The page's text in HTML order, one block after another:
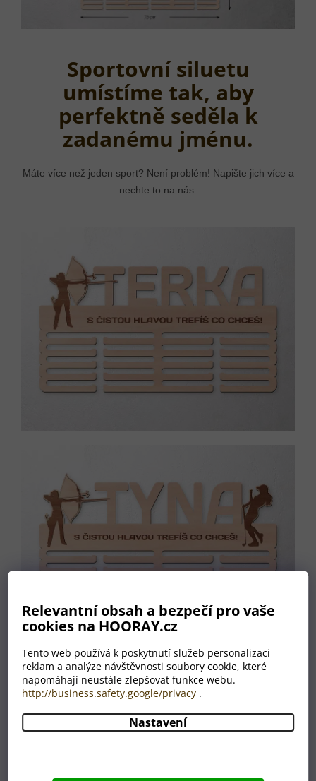
Relevantní obsah a bezpečí pro vaše
cookies na HOORAY.cz
Tento web používá k poskytnutí služeb personalizaci
reklam a analýze návštěvnosti soubory cookie, které
napomáhají neustále zlepšovat funkce webu.
http://business.safety.google/privacy .
Nastavení
Sportovní siluetu
umístíme tak, aby
perfektně seděla k
zadanému jménu.
Máte více než jeden sport? Není problém! Napište jich více a
nechte to na nás.